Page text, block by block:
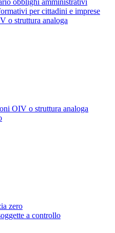
obblighi amministrativi
per cittadini e imprese
o struttura analoga
OIV o struttura analoga
zero
a controllo